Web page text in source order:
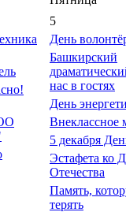
5
День
Башкирский
нас в гостях
День
Внеклассное
5 декабря
Эстафета ко
Отечества
Память,
терять